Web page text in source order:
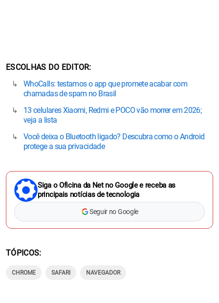
ESCOLHAS DO EDITOR
WhoCalls: testamos o app que promete acabar com
chamadas de spam no Brasil
13 celulares Xiaomi, Redmi e POCO vão morrer em 2026;
veja a lista
Você deixa o Bluetooth ligado? Descubra como o Android
protege a sua privacidade
Siga o Oficina da Net no Google e receba as
principais notícias de tecnologia
Seguir no Google
TÓPICOS
CHROME SAFARI NAVEGADOR